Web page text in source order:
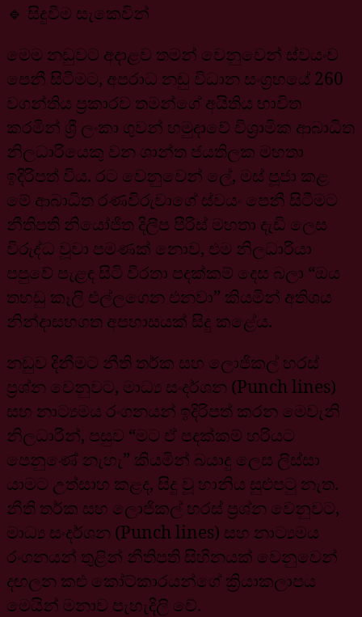
🔹 සිදුවීම සැකෙවින්
මෙම නඩුවට අදාළව තමන් වෙනුවෙන් ස්වයංව
පෙනී සිටීමට, අපරාධ නඩු විධාන සංග්‍රහයේ 260
වගන්තිය ප්‍රකාරව තමන්ගේ අයිතිය භාවිත
කරමින් ශ්‍රී ලංකා ගුවන් හමුදාවේ විශ්‍රාමික ආබාධිත
නිලධාරියෙකු වන ශාන්ත ජයතිලක මහතා
ඉදිරිපත් විය. රට වෙනුවෙන් ලේ, මස් පූජා කළ
මේ ආබාධිත රණවිරුවාගේ ස්වයං පෙනී සිටීමට
නීතිපති නියෝජිත දිලීප පීරිස් මහතා දැඩි ලෙස
විරුද්ධ වූවා පමණක් නොව, එම නිලධාරියා
පපුවේ පැළඳ සිටි වීරතා පදක්කම් දෙස බලා “ඔය
තහඩු කෑලි එල්ලගෙන එනවා” කියමින් අතිශය
නින්දාසහගත අපහාසයක් සිදු කළේය.
නඩුව දිනීමට නීති තර්ක සහ ලොජිකල් හරස්
ප්‍රශ්න වෙනුවට, මාධ්‍ය සංදර්ශන (Punch lines)
සහ නාට්‍යමය රංගනයන් ඉදිරිපත් කරන මෙවැනි
නිලධාරීන්, පසුව “මට ඒ පදක්කම් හරියට
පෙනුණේ නැහැ” කියමින් බයාදු ලෙස ලිස්සා
යාමට උත්සාහ කළද, සිදු වූ හානිය සුළුපටු නැත.
නීති තර්ක සහ ලොජිකල් හරස් ප්‍රශ්න වෙනුවට,
මාධ්‍ය සංදර්ශන (Punch lines) සහ නාට්‍යමය
රංගනයන් තුළින් නීතිපති සිහිනයක් වෙනුවෙන්
දඟලන කළු කෝට්කාරයන්ගේ ක්‍රියාකලාපය
මෙයින් මනාව පැහැදිලි වේ.